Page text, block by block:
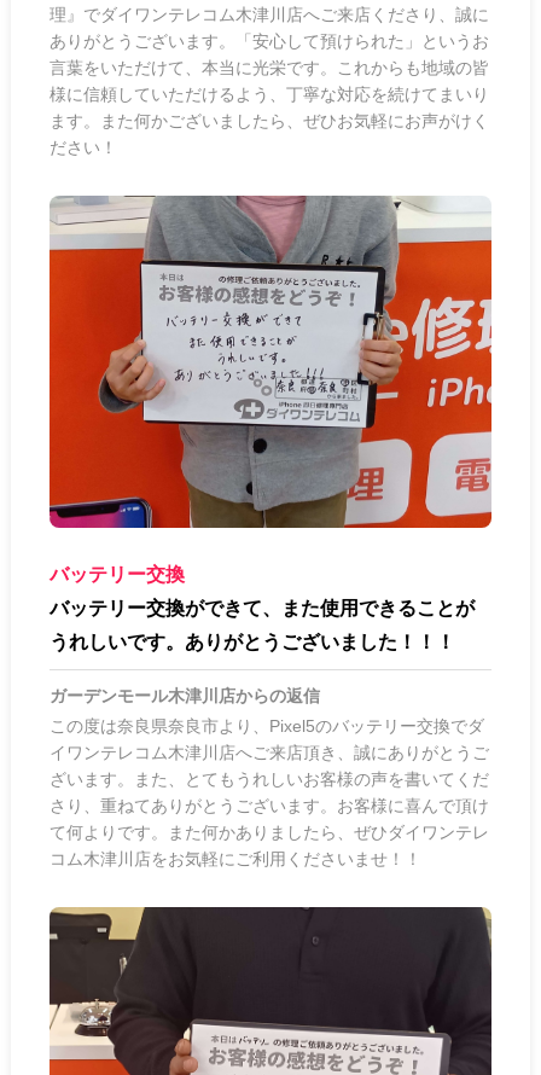
理』でダイワンテレコム木津川店へご来店くださり、誠に
ありがとうございます。「安心して預けられた」というお
言葉をいただけて、本当に光栄です。これからも地域の皆
様に信頼していただけるよう、丁寧な対応を続けてまいり
ます。また何かございましたら、ぜひお気軽にお声がけく
ださい！
バッテリー交換
バッテリー交換ができて、また使用できることが
うれしいです。ありがとうございました！！！
ガーデンモール木津川店からの返信
この度は奈良県奈良市より、Pixel5のバッテリー交換でダ
イワンテレコム木津川店へご来店頂き、誠にありがとうご
ざいます。また、とてもうれしいお客様の声を書いてくだ
さり、重ねてありがとうございます。お客様に喜んで頂け
て何よりです。また何かありましたら、ぜひダイワンテレ
コム木津川店をお気軽にご利用くださいませ！！